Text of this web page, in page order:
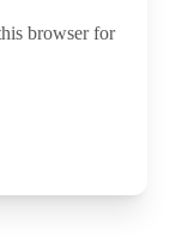
browser for